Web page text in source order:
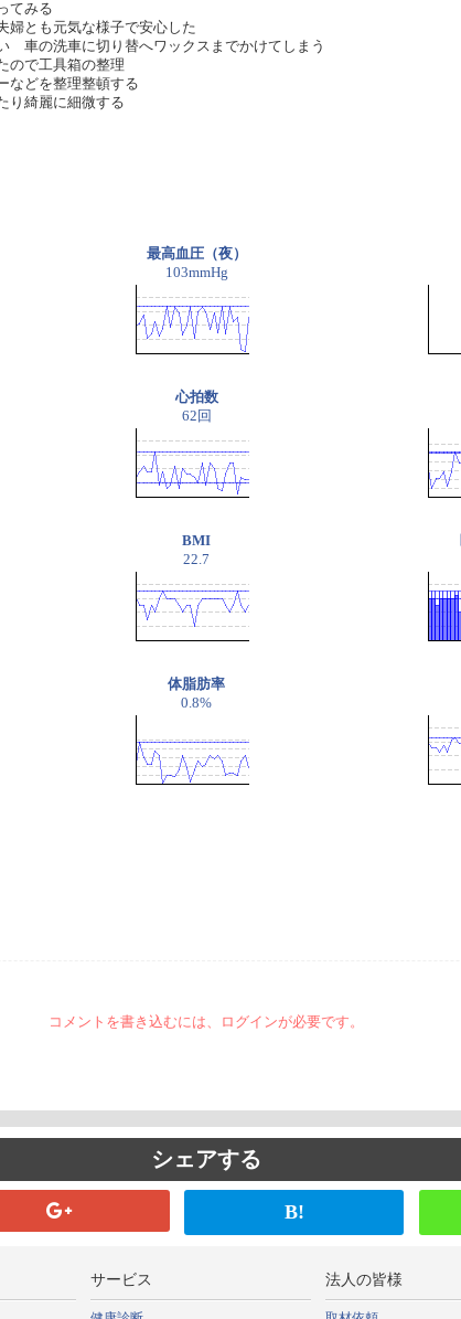
てみる
とも元気な様子で安心した
車の洗車に切り替へワックスまでかけてしまう
ので工具箱の整理
などを整理整頓する
り綺麗に細微する
最高血圧（夜）
103mmHg
心拍数
62回
BMI
22.7
体脂肪率
0.8%
コメントを書き込むには、ログインが必要です。
シェアする
B!
サービス 法人の皆様